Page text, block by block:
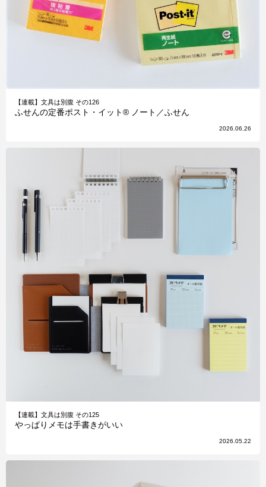
【連載】文具は別腹 その126
ふせんの定番ポスト・イット® ノート／ふせん
2026.06.26
【連載】文具は別腹 その125
やっぱりメモは手書きがいい
2026.05.22